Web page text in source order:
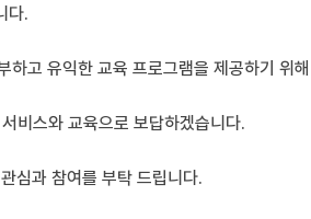
다.
고 유익한 교육 프로그램을 제공하기 위
비스와 교육으로 보답하겠습니다.
심과 참여를 부탁 드립니다.